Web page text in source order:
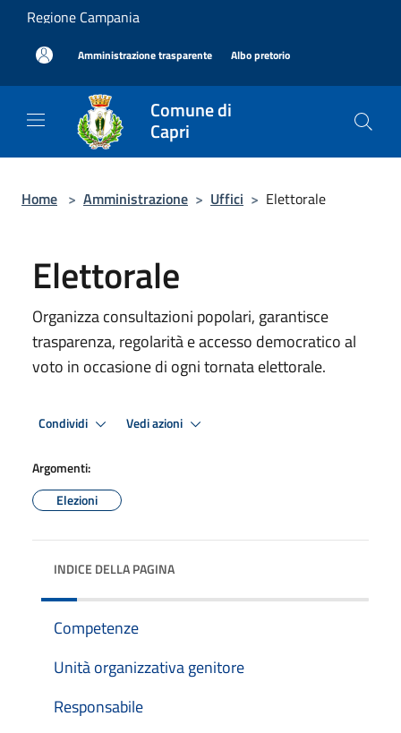
Salta al contenuto principale
Regione Campania
Amministrazione trasparente Albo pretorio
Comune di
Capri
Home > Amministrazione > Uffici > Elettorale
Elettorale
Organizza consultazioni popolari, garantisce
trasparenza, regolarità e accesso democratico al
voto in occasione di ogni tornata elettorale.
Condividi Vedi azioni
Argomenti:
Elezioni
INDICE DELLA PAGINA
Competenze
Unità organizzativa genitore
Responsabile